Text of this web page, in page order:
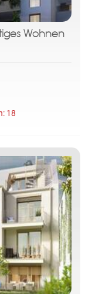
Wohnen
18